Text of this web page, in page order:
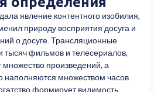
явление контентного изобилия,
природу восприятия досуга и
о досуге. Трансляционные
фильмов и телесериалов,
произведений, а
наполняются множеством часов